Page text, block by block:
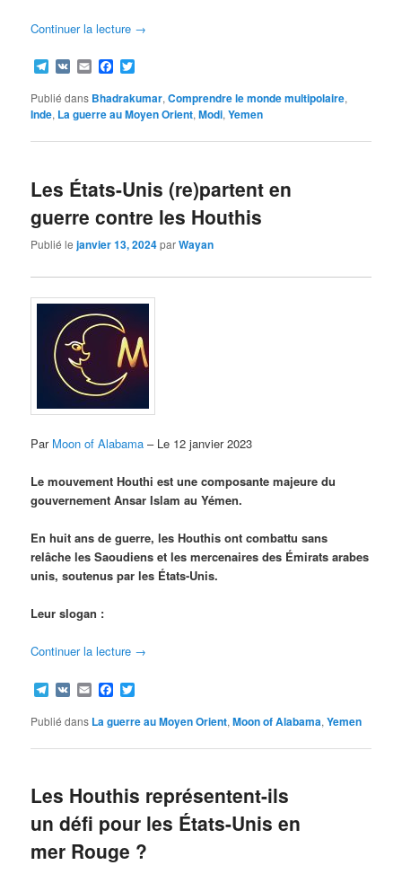
Continuer la lecture →
Telegram
VK EmailFacebook
Publié dans Bhadrakumar,Comprendre le monde multipolaire,
Inde, La guerre au Moyen Orient,Modi,Yemen
Les États-Unis (re)partent en
guerre contre les Houthis
Publié lejanvier 13, 2024parWayan
Par Moon of Alabama – Le 12 janvier 2023
Le mouvement Houthi est une composante majeure du
gouvernement Ansar Islam au Yémen.
En huit ans de guerre, les Houthis ont combattu sans
relâche les Saoudiens et les mercenaires des Émirats arabes
unis, soutenus par les États-Unis.
Leur slogan :
Continuer la lecture →
Telegram
VK EmailFacebook
Publié dans La guerre au Moyen Orient,Moon of Alabama,Yemen
Les Houthis représentent-ils
un défi pour les États-Unis en
mer Rouge ?